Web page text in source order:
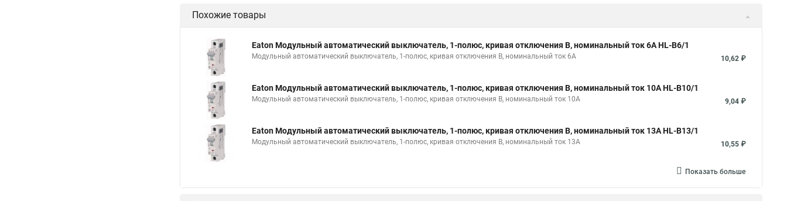
Похожие товары
Eaton Модульный автоматический выключатель, 1-полюс, кривая отключения B, номинальный ток 6А HL-B6/1
Модульный автоматический выключатель, 1-полюс, кривая отключения B, номинальный ток 6А 10,62 ₽
Eaton Модульный автоматический выключатель, 1-полюс, кривая отключения B, номинальный ток 10А HL-B10/1
Модульный автоматический выключатель, 1-полюс, кривая отключения B, номинальный ток 10А 9,04 ₽
Eaton Модульный автоматический выключатель, 1-полюс, кривая отключения B, номинальный ток 13А HL-B13/1
Модульный автоматический выключатель, 1-полюс, кривая отключения B, номинальный ток 13А 10,55 ₽
Показать больше